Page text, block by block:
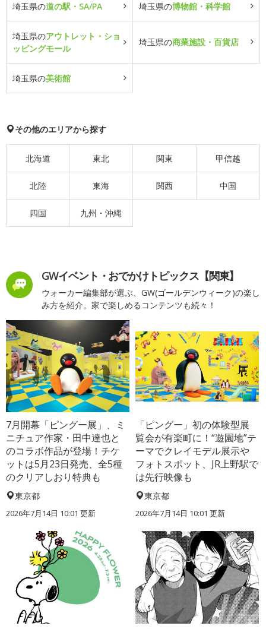
埼玉県の道の駅・SA/PA 埼玉県の博物館・科学館
埼玉県のアウトレット・ショ
ッピングモール
埼玉県の商業施設・百貨店
埼玉県の美術館
その他のエリアから探す
北海道 東北 関東 甲信越
北陸 東海 関西 中国
四国 九州・沖縄
GWイベント・おでかけトピックス【関東】
ウォーカー編集部が選ぶ、GW(ゴールデンウィーク)の楽し
み方を紹介。家で楽しめるコンテンツも続々！
7月開幕「ピングー展」、ミ
ニチュア作家・田中達也と
のコラボ作品が登場！チケ
ットは5月23日発売、全5種
のクリアしおり特典も
東京都
2026年7月14日 10:01 更新
「ピングー」初の体験型展
覧会が有楽町に！“遊園地”テ
ーマでクレイモデル展示や
フォトスポット、JR上野駅で
は先行映像も
東京都
2026年7月14日 10:01 更新